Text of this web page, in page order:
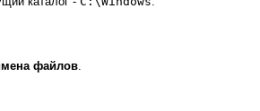
файлов.